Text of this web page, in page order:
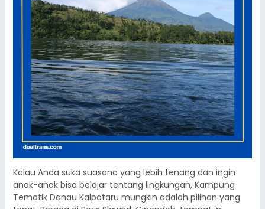
Kalau Anda suka suasana yang lebih tenang dan ingin
anak-anak bisa belajar tentang lingkungan, Kampung
Tematik Danau Kalpataru mungkin adalah pilihan yang